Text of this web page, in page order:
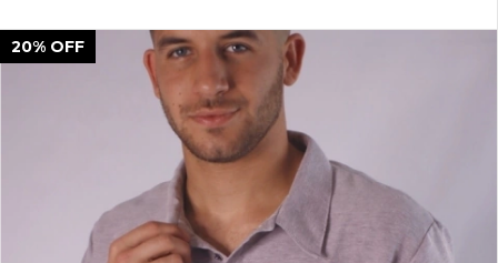
20% OFF